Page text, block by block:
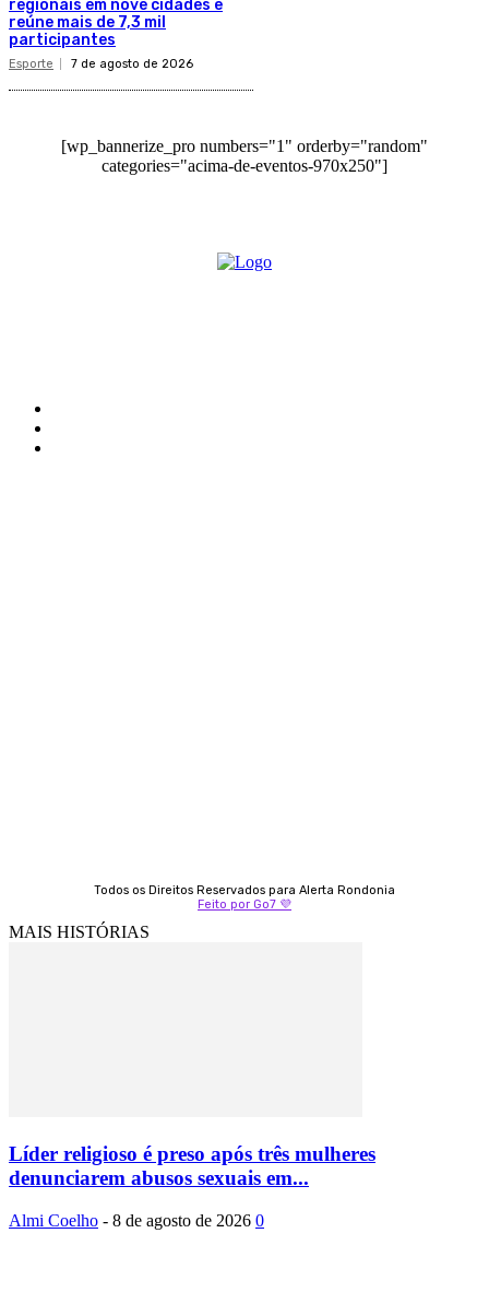
regionais em nove cidades e
reúne mais de 7,3 mil
participantes
Esporte 7 de agosto de 2026
[wp_bannerize_pro numbers="1" orderby="random"
categories="acima-de-eventos-970x250"]
Todos os Direitos Reservados para Alerta Rondonia
Feito por Go7 💜
MAIS HISTÓRIAS
Líder religioso é preso após três mulheres
denunciarem abusos sexuais em...
Almi Coelho - 8 de agosto de 2026 0